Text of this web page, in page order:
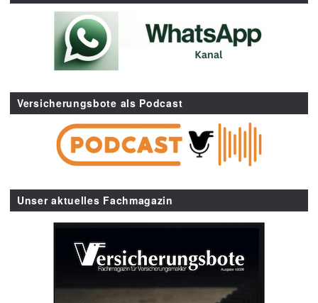
Versicherungsbote als Podcast
Unser aktuelles Fachmagazin